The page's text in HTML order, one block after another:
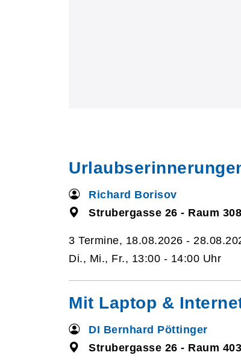
Richard Borisov
Strubergasse 26 - Raum
3 Termine, 18.08.2026 -
Di., Mi., Fr., 13:00 - 14:00 Uhr
Mit Laptop &
DI Bernhard Pöttinger
Strubergasse 26 - Raum